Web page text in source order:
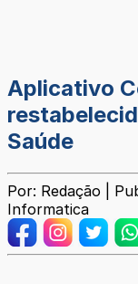
Aplicativo
Saúde
Por: Redação |
Informatica